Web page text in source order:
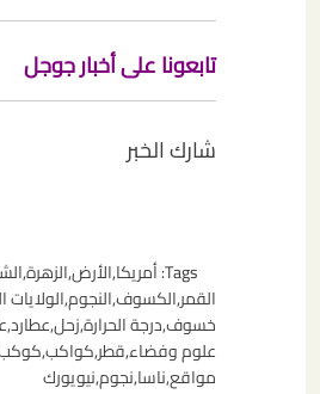
تابعونا على أخبار جوجل
شارك الخبر
Tags: أمريكا,الأرض,الزهرة,
القمر,الكسوف,النجوم,الولايات
خسوف,درجة الحرارة,زحل,عطارد,
علوم وفضاء,قطر,كواكب,
مواقع,ناسا,نجوم,نيويورك